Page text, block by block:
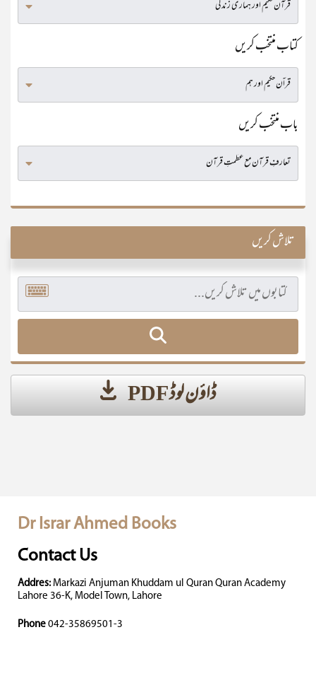
کتاب منتخب کریں
باب منتخب کریں
تلاش کریں
ڈاؤن لوڈ PDF
Dr Israr Ahmed Books
Contact Us
Addres: Markazi Anjuman Khuddam ul Quran Quran Academy
Lahore 36-K, Model Town, Lahore
Phone 042-35869501-3